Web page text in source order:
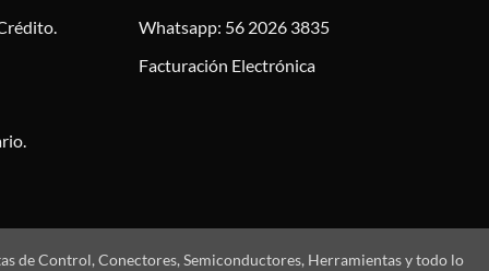
Whatsapp: 56 2026 3835
Facturación Electrónica
de Control, Conectores, Semiconductores, Herramientas y todo lo